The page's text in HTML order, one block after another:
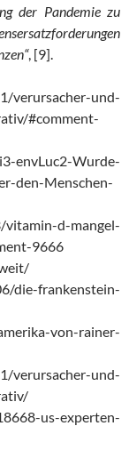
der Pandemie zu
, [9].
und-
#comment-
envLuc2-Wurde-
den-Menschen-
d-mangel-
9666
die-frankenstein-
von-rainer-
und-
us-experten-